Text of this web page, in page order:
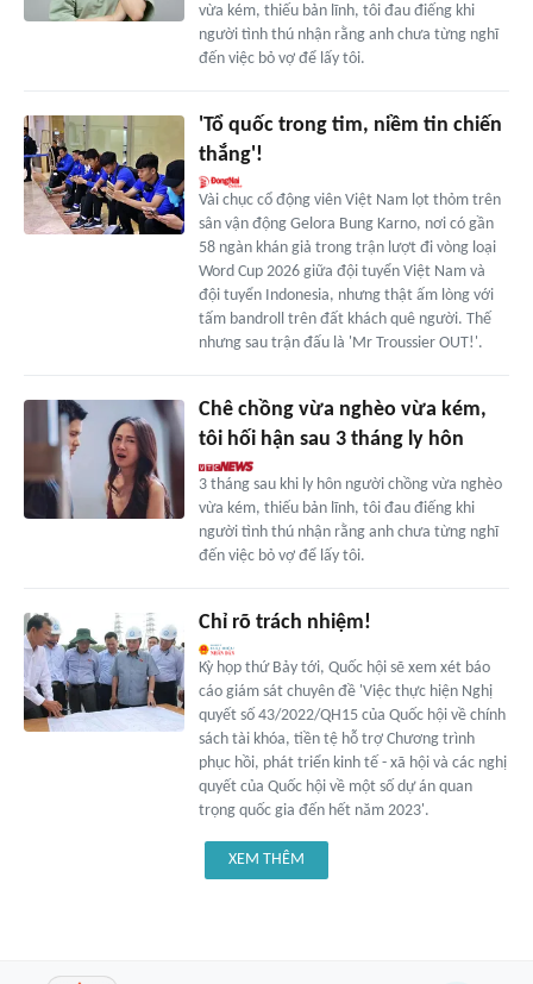
vừa kém, thiếu bản lĩnh, tôi đau điếng khi
người tình thú nhận rằng anh chưa từng nghĩ
đến việc bỏ vợ để lấy tôi.
'Tổ quốc trong tim, niềm tin chiến
thắng'!
Vài chục cổ động viên Việt Nam lọt thỏm trên
sân vận động Gelora Bung Karno, nơi có gần
58 ngàn khán giả trong trận lượt đi vòng loại
Word Cup 2026 giữa đội tuyển Việt Nam và
đội tuyển Indonesia, nhưng thật ấm lòng với
tấm bandroll trên đất khách quê người. Thế
nhưng sau trận đấu là 'Mr Troussier OUT!'.
Chê chồng vừa nghèo vừa kém,
tôi hối hận sau 3 tháng ly hôn
3 tháng sau khi ly hôn người chồng vừa nghèo
vừa kém, thiếu bản lĩnh, tôi đau điếng khi
người tình thú nhận rằng anh chưa từng nghĩ
đến việc bỏ vợ để lấy tôi.
Chỉ rõ trách nhiệm!
Kỳ họp thứ Bảy tới, Quốc hội sẽ xem xét báo
cáo giám sát chuyên đề 'Việc thực hiện Nghị
quyết số 43/2022/QH15 của Quốc hội về chính
sách tài khóa, tiền tệ hỗ trợ Chương trình
phục hồi, phát triển kinh tế - xã hội và các nghị
quyết của Quốc hội về một số dự án quan
trọng quốc gia đến hết năm 2023'.
XEM THÊM